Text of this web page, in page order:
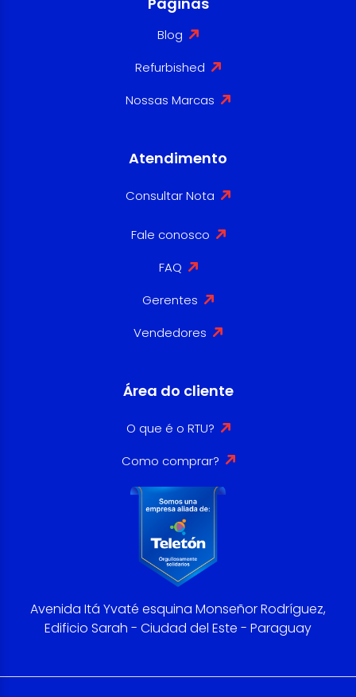
Blog
Refurbished
Nossas Marcas
Atendimento
Consultar Nota
Fale conosco
FAQ
Gerentes
Vendedores
Área do cliente
O que é o RTU?
Como comprar?
Avenida Itá Yvaté esquina Monseñor Rodríguez,
Edificio Sarah - Ciudad del Este - Paraguay